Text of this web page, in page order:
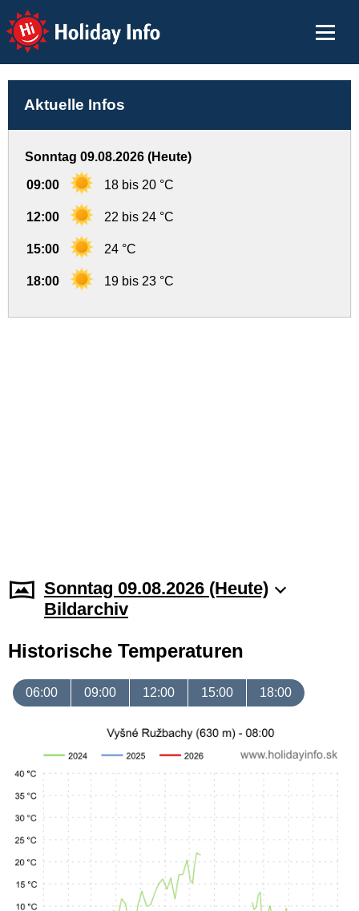
Holiday Info
Aktuelle Infos
Sonntag 09.08.2026 (Heute)
09:00 18 bis 20 °C
12:00 22 bis 24 °C
15:00 24 °C
18:00 19 bis 23 °C
Sonntag 09.08.2026 (Heute)
Bildarchiv
Historische Temperaturen
06:00 09:00 12:00 15:00 18:00